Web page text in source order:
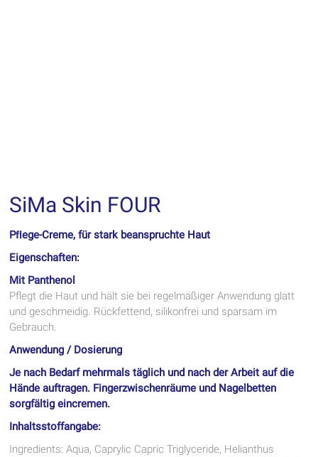
SiMa Skin FOUR
Pﬂege-Creme, für stark beanspruchte Haut
Eigenschaften:
Mit Panthenol
Pflegt die Haut und hält sie bei regelmäßiger Anwendung glatt
und geschmeidig. Rückfettend, silikonfrei und sparsam im
Gebrauch.
Anwendung / Dosierung
Je nach Bedarf mehrmals täglich und nach der Arbeit auf die
Hände auftragen. Fingerzwischenräume und Nagelbetten
sorgfältig eincremen.
Inhaltsstoffangabe:
Ingredients: Aqua, Caprylic Capric Triglyceride, Helianthus